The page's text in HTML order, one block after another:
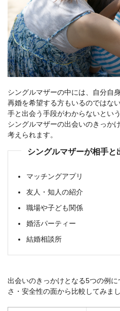
シングルマザーの中には、自分自
再婚を希望する方もいるのではな
手と出会う手段がわからないとい
シングルマザーの出会いのきっか
考えられます。
シングルマザーが相手と
マッチングアプリ
友人・知人の紹介
職場や子ども関係
婚活パーティー
結婚相談所
出会いのきっかけとなる5つの例
さ・安全性の面から比較してみまし